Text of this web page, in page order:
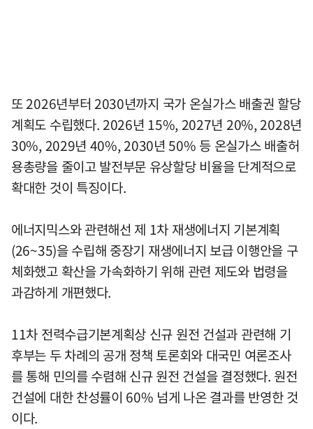
또 2026년부터 2030년까지 국가 온실가스 배출권 할당
계획도 수립했다. 2026년 15%, 2027년 20%, 2028년
30%, 2029년 40%, 2030년 50% 등 온실가스 배출허
용총량을 줄이고 발전부문 유상할당 비율을 단계적으로
확대한 것이 특징이다.
에너지믹스와 관련해선 제 1차 재생에너지 기본계획
(26~35)을 수립해 중장기 재생에너지 보급 이행안을 구
체화했고 확산을 가속화하기 위해 관련 제도와 법령을
과감하게 개편했다.
11차 전력수급기본계획상 신규 원전 건설과 관련해 기
후부는 두 차례의 공개 정책 토론회와 대국민 여론조사
를 통해 민의를 수렴해 신규 원전 건설을 결정했다. 원전
건설에 대한 찬성률이 60% 넘게 나온 결과를 반영한 것
이다.